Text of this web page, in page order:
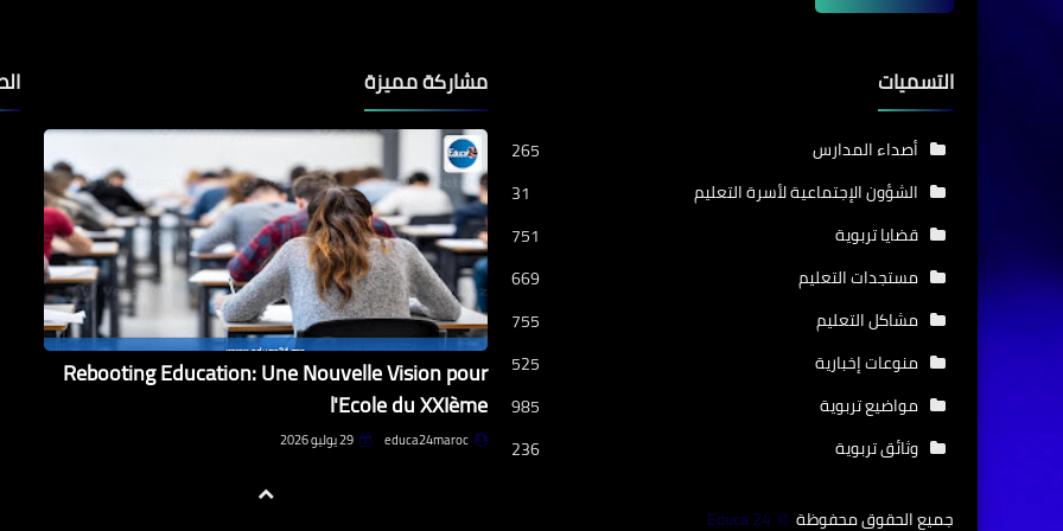
التسميات
أصداء المدارس
265
الشؤون الإجتماعية لأسرة التعليم
31
قضايا تربوية
751
مستجدات التعليم
669
مشاكل التعليم
755
منوعات إخبارية
525
مواضيع تربوية
985
وثائق تربوية
236
مشاركة مميزة
Rebooting Education: Une Nouvelle Vision pour
l'Ecole du XXIème
educa24maroc 29 يوليو 2026
جميع الحقوق محفوظة ©
Educa 24